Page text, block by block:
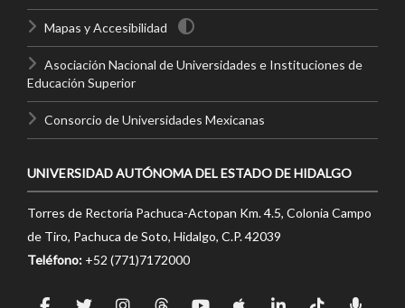
Mapas y Accesibilidad
Asociación Nacional de Universidades e Instituciones de
Educación Superior
Consorcio de Universidades Mexicanas
UNIVERSIDAD AUTÓNOMA DEL ESTADO DE HIDALGO
Torres de Rectoría Pachuca-Actopan Km. 4.5, Colonia Campo
de Tiro, Pachuca de Soto, Hidalgo, C.P. 42039
Teléfono: +52 (771)7172000